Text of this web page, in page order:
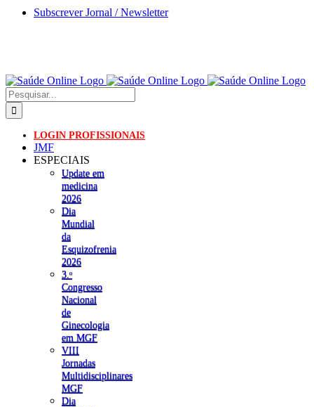
Skip
Subscrever Jornal / Newsletter
Pesquisar
LOGIN PROFISSIONAIS
JMF
ESPECIAIS
Update em
medicina
2026
Dia
Mundial
da
Esquizofrenia
2026
3.ᵒ
Congresso
Nacional
de
Ginecologia
em MGF
VIII
Jornadas
Multidisciplinares
MGF
Dia